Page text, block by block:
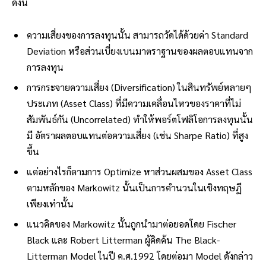
ความเสี่ยงของการลงทุนนั้น สามารถวัดได้ด้วยค่า Standard
Deviation หรือส่วนเบี่ยงเบนมาตราฐานของผลตอบแทนจาก
การลงทุน
การกระจายความเสี่ยง (Diversification) ในสินทรัพย์หลายๆ
ประเภท (Asset Class) ที่มีความเคลื่อนไหวของราคาที่ไม่
สัมพันธ์กัน (Uncorrelated) ทำให้พอร์ตโฟลิโอการลงทุนนั้น
มี อัตราผลตอบแทนต่อความเสี่ยง (เช่น Sharpe Ratio) ที่สูง
ขึ้น
แต่อย่างไรก็ตามการ Optimize หาส่วนผสมของ Asset Class
ตามหลักของ Markowitz นั้นเป็นการคำนวนในเชิงทฤษฏี
เพียงเท่านั้น
แนวคิดของ Markowitz นั้นถูกนำมาต่อยอดโดย Fischer
Black และ Robert Litterman ผู้คิดค้น The Black-
Litterman Model ในปี ค.ศ.1992 โดยต่อมา Model ดังกล่าว